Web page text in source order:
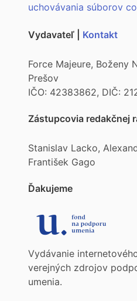
uchovávania súborov
Vydavateľ | Kontakt
Force Majeure, Boženy
Prešov
IČO: 42383862, DIČ:
Zástupcovia redakčnej
Stanislav Lacko,
František Gago
Ďakujeme
Vydávanie
verejných zdrojov
umenia.